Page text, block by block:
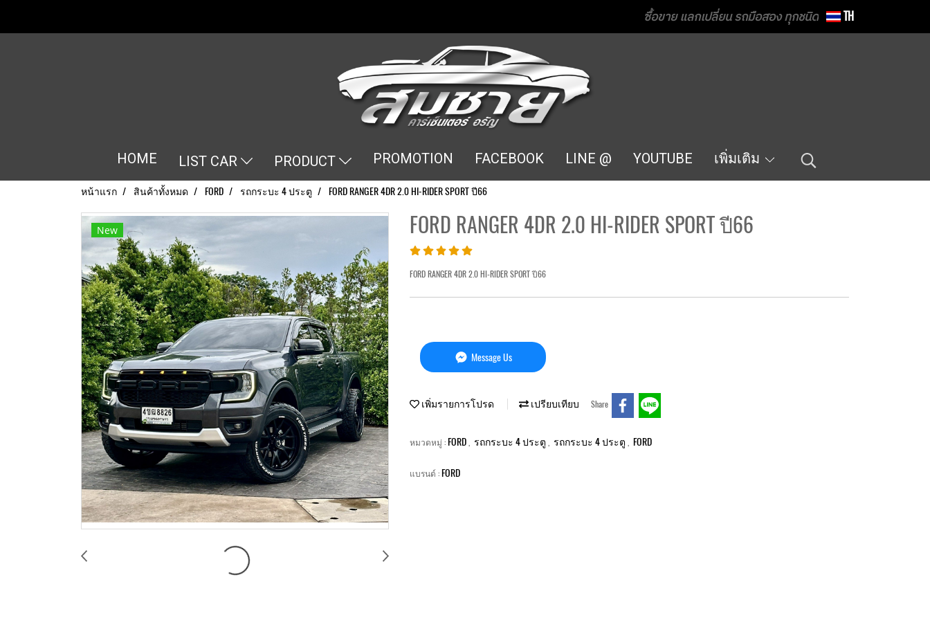
ซื้อขาย แลกเปลี่ยน รถมือสอง ทุกชนิด TH
HOME LIST CAR PRODUCT PROMOTION FACEBOOK LINE @ YOUTUBE เพิ่มเติม
หน้าแรก สินค้าทั้งหมด FORD รถกระบะ 4 ประตู FORD RANGER 4DR 2.0 HI-RIDER SPORT ปี66
New FORD RANGER 4DR 2.0 HI-RIDER SPORT ปี66
FORD RANGER 4DR 2.0 HI-RIDER SPORT ปี66
Message Us
เพิ่มรายการโปรด เปรียบเทียบ Share
หมวดหมู่ :FORD รถกระบะ 4 ประตู รถกระบะ 4 ประตู FORD
แบรนด์ :FORD